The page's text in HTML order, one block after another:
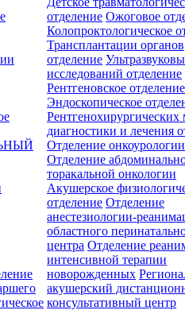
отделение Ожоговое
Колопроктологическое
Трансплантации органов
отделение
исследований отделение
Рентгеновское отделение
Эндоскопическое
Рентгенохирургических
диагностики и лечения
Отделение онкоурологии
Отделение
торакальной онкологии
Акушерское
отделение Отделение
анестезиологии-
областного
центра Отделение
интенсивной терапии
новорожденных
акушерский
консультативный центр